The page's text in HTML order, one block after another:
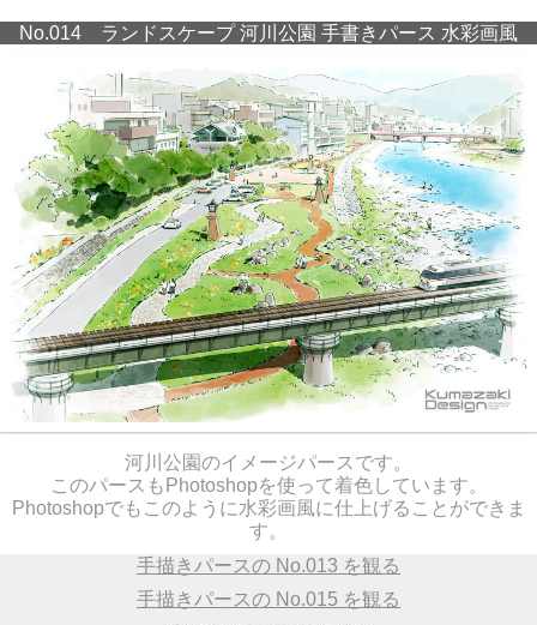
No.014 ランドスケープ 河川公園 手書きパース 水彩画風
河川公園のイメージパースです。
このパースもPhotoshopを使って着色しています。
Photoshopでもこのように水彩画風に仕上げることができま
す。
手描きパースの No.013 を観る
手描きパースの No.015 を観る